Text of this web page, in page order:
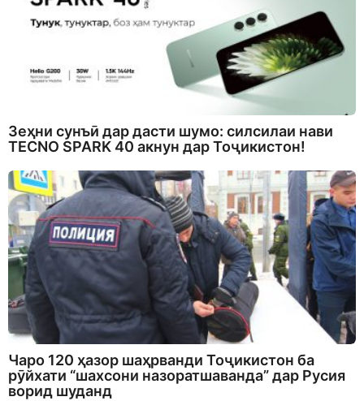
Зеҳни сунъӣ дар дасти шумо: силсилаи нави
TECNO SPARK 40 акнун дар Тоҷикистон!
Чаро 120 ҳазор шаҳрванди Тоҷикистон ба
рӯйхати “шахсони назоратшаванда” дар Русия
ворид шуданд